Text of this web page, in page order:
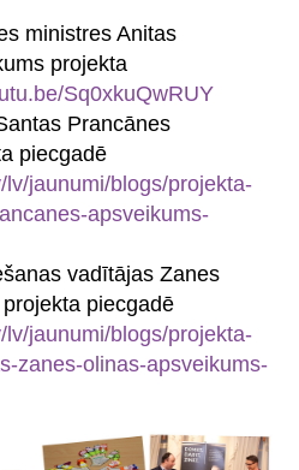
ministres Anitas
projekta
Sq0xkuQwRUY
Prancānes
piecgadē
jaunumi/blogs/projekta-
apsveikums-
vadītājas Zanes
piecgadē
jaunumi/blogs/projekta-
zanes-olinas-apsveikums-